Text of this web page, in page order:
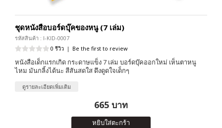
ชุดหนังสือบอร์ดบุ๊คของหนู (7 เล่ม)
รหัสสินค้า : I-KID-0007
0 รีวิว | Be the first to review
หนังสือเด็กแรกเกิด กระดาษแข็ง 7 เล่ม บอร์ดบุ๊คออกใหม่ เห็นตาหนู
ไหม มันกลิ้งได้นะ สีสันสดใส ดึงดูดใจเด็กๆ
ดูรายละเอียดเพิ่มเติม
665 บาท
หยิบใส่ตะกร้า